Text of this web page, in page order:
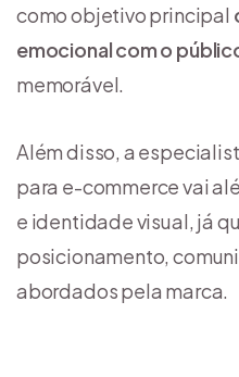
como objetivo principal
emocional com o
memorável.
Além disso, a
para e-commerce vai
e identidade visual, já
posicionamento,
abordados pela marca.